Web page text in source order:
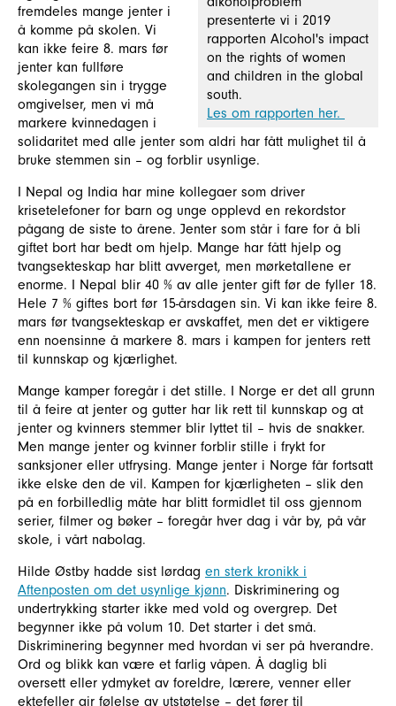
presenterte vi i 2019
rapporten Alcohol's impact
on the rights of women
and children in the global
south.
Les om rapporten her.
fremdeles mange jenter i
å komme på skolen. Vi
kan ikke feire 8. mars før
jenter kan fullføre
skolegangen sin i trygge
omgivelser, men vi må
markere kvinnedagen i
solidaritet med alle jenter som aldri har fått mulighet til å
bruke stemmen sin – og forblir usynlige.
I Nepal og India har mine kollegaer som driver
krisetelefoner for barn og unge opplevd en rekordstor
pågang de siste to årene. Jenter som står i fare for å bli
giftet bort har bedt om hjelp. Mange har fått hjelp og
tvangsekteskap har blitt avverget, men mørketallene er
enorme. I Nepal blir 40 % av alle jenter gift før de fyller 18.
Hele 7 % giftes bort før 15-årsdagen sin. Vi kan ikke feire 8.
mars før tvangsekteskap er avskaffet, men det er viktigere
enn noensinne å markere 8. mars i kampen for jenters rett
til kunnskap og kjærlighet.
Mange kamper foregår i det stille. I Norge er det all grunn
til å feire at jenter og gutter har lik rett til kunnskap og at
jenter og kvinners stemmer blir lyttet til – hvis de snakker.
Men mange jenter og kvinner forblir stille i frykt for
sanksjoner eller utfrysing. Mange jenter i Norge får fortsatt
ikke elske den de vil. Kampen for kjærligheten – slik den
på en forbilledlig måte har blitt formidlet til oss gjennom
serier, filmer og bøker – foregår hver dag i vår by, på vår
skole, i vårt nabolag.
Hilde Østby hadde sist lørdag en sterk kronikk i
Aftenposten om det usynlige kjønn. Diskriminering og
undertrykking starter ikke med vold og overgrep. Det
begynner ikke på volum 10. Det starter i det små.
Diskriminering begynner med hvordan vi ser på hverandre.
Ord og blikk kan være et farlig våpen. Å daglig bli
oversett eller ydmyket av foreldre, lærere, venner eller
ektefeller gir følelse av utstøtelse – det fører til